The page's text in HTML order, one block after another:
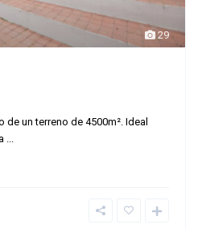
29
de un terreno de 4500m². Ideal